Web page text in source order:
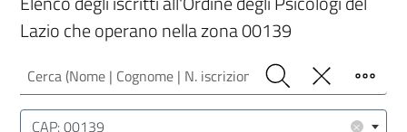
Lazio che operano nella zona 00139
Cerca (Nome | Cognome | N. iscrizione)
Cerca PulisciFiltro
Luogo (CAP | Comune | Provincia)
×
CAP: 00139